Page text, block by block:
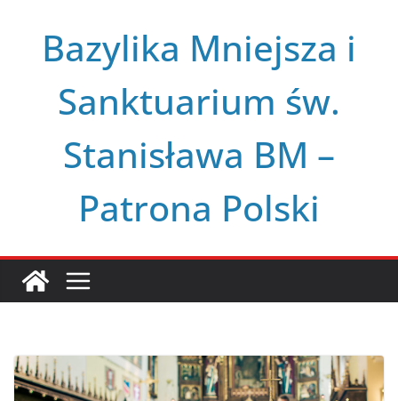
Bazylika Mniejsza i
Sanktuarium św.
Stanisława BM –
Patrona Polski